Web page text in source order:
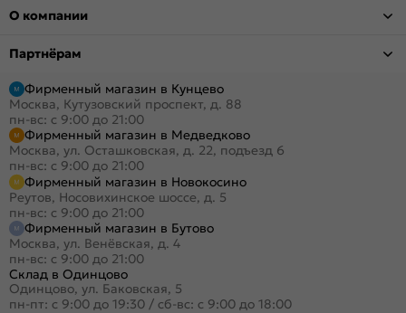
О компании
Партнёрам
Фирменный магазин в Кунцево
Москва, Кутузовский проспект, д. 88
пн-вс: с 9:00 до 21:00
Фирменный магазин в Медведково
Москва, ул. Осташковская, д. 22, подъезд 6
пн-вс: с 9:00 до 21:00
Фирменный магазин в Новокосино
Реутов, Носовихинское шоссе, д. 5
пн-вс: с 9:00 до 21:00
Фирменный магазин в Бутово
Москва, ул. Венёвская, д. 4
пн-вс: с 9:00 до 21:00
Склад в Одинцово
Одинцово, ул. Баковская, 5
пн-пт: с 9:00 до 19:30 / сб-вс: с 9:00 до 18:00